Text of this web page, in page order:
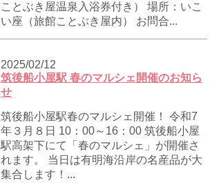
ことぶき屋温泉入浴券付き） 場所：いこ
い座（旅館ことぶき屋内） お問合...
2025/02/12
筑後船小屋駅 春のマルシェ開催のお知ら
せ
筑後船小屋駅春のマルシェ開催！ 令和7
年３月８日 10：00～16：00 筑後船小屋
駅高架下にて「春のマルシェ」が開催さ
れます。 当日は有明海沿岸の名産品が大
集合します！...